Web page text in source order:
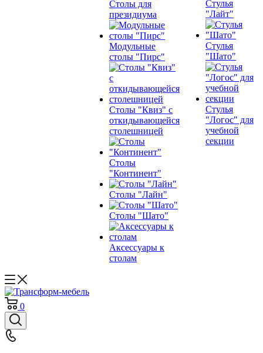
Столы для
президиума
Модульные
столы "Пирс"
Столы "Квиз" с
откидывающейся
столешницей
Столы
"Континент"
Столы "Лайн"
Столы "Шато"
Аксессуары к
столам
Стулья
"Лайт"
Стулья
"Шато"
Стулья
"Логос" для
учебной
секции
0